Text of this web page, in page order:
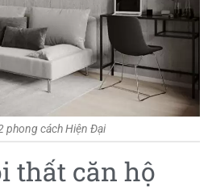
phong cách Hiện Đại
thất căn hộ